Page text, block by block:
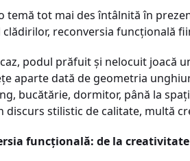
temă tot mai des întâlnită în
reconversia funcțională
podul prăfuit și nelocuit joacă
aparte dată de geometria
bucătărie, dormitor, până la
discurs stilistic de calitate, multă
funcțională: de la